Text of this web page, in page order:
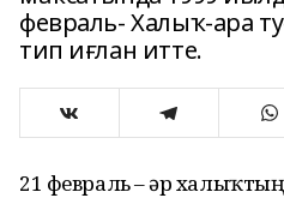
февраль- Халыҡ-ара
тип иғлан итте.
21 февраль – һәр